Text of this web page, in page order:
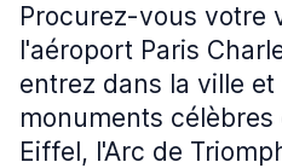
Procurez-vous votre
l'aéroport Paris
entrez dans la ville
monuments célèbres
Eiffel, l'Arc de